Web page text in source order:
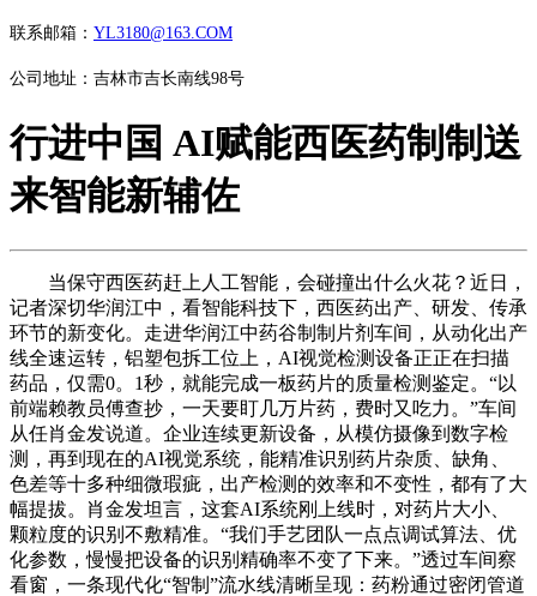
联系邮箱： YL3180@163.COM
公司地址：吉林市吉长南线98号
行进中国 AI赋能西医药制制送
来智能新辅佐
当保守西医药赶上人工智能，会碰撞出什么火花？近日，
记者深切华润江中，看智能科技下，西医药出产、研发、传承
环节的新变化。走进华润江中药谷制制片剂车间，从动化出产
线全速运转，铝塑包拆工位上，AI视觉检测设备正正在扫描
药品，仅需0。1秒，就能完成一板药片的质量检测鉴定。“以
前端赖教员傅查抄，一天要盯几万片药，费时又吃力。”车间
从任肖金发说道。企业连续更新设备，从模仿摄像到数字检
测，再到现在的AI视觉系统，能精准识别药片杂质、缺角、
色差等十多种细微瑕疵，出产检测的效率和不变性，都有了大
幅提拔。肖金发坦言，这套AI系统刚上线时，对药片大小、
颗粒度的识别不敷精准。“我们手艺团队一点点调试算法、优
化参数，慢慢把设备的识别精确率不变了下来。”透过车间察
看窗，一条现代化“智制”流水线清晰呈现：药粉通过密闭管道